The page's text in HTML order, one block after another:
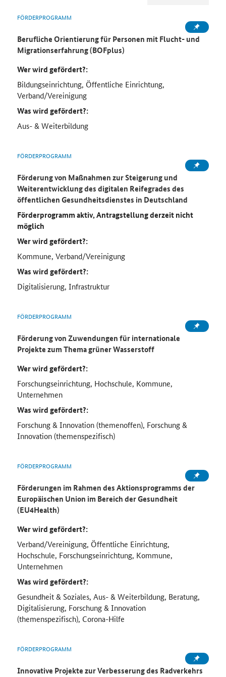
FÖRDERPROGRAMM
Berufliche Orientierung für Personen mit Flucht- und
Migrationserfahrung (BOFplus)
Wer wird gefördert?:
Bildungseinrichtung, Öffentliche Einrichtung,
Verband/Vereinigung
Was wird gefördert?:
Aus- & Weiterbildung
FÖRDERPROGRAMM
Förderung von Maßnahmen zur Steigerung und
Weiterentwicklung des digitalen Reifegrades des
öffentlichen Gesundheitsdienstes in Deutschland
Förderprogramm aktiv, Antragstellung derzeit nicht
möglich
Wer wird gefördert?:
Kommune, Verband/Vereinigung
Was wird gefördert?:
Digitalisierung, Infrastruktur
FÖRDERPROGRAMM
Förderung von Zuwendungen für internationale
Projekte zum Thema grüner Wasserstoff
Wer wird gefördert?:
Forschungseinrichtung, Hochschule, Kommune,
Unternehmen
Was wird gefördert?:
Forschung & Innovation (themenoffen), Forschung &
Innovation (themenspezifisch)
FÖRDERPROGRAMM
Förderungen im Rahmen des Aktionsprogramms der
Europäischen Union im Bereich der Gesundheit
(EU4Health)
Wer wird gefördert?:
Verband/Vereinigung, Öffentliche Einrichtung,
Hochschule, Forschungseinrichtung, Kommune,
Unternehmen
Was wird gefördert?:
Gesundheit & Soziales, Aus- & Weiterbildung, Beratung,
Digitalisierung, Forschung & Innovation
(themenspezifisch), Corona-Hilfe
FÖRDERPROGRAMM
Innovative Projekte zur Verbesserung des Radverkehrs